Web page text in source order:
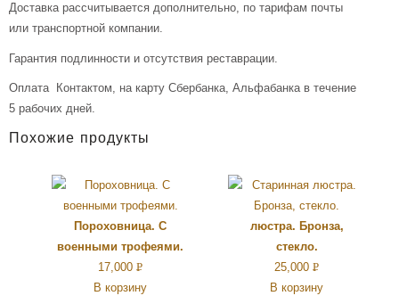
Доставка рассчитывается дополнительно, по тарифам почты
или транспортной компании.
Гарантия подлинности и отсутствия реставрации.
Оплата Контактом, на карту Сбербанка, Альфабанка в течение
5 рабочих дней.
Похожие продукты
Пороховница. С
военными трофеями.
17,000 Р
УБ.
В корзину
люстра. Бронза,
стекло.
25,000 Р
УБ.
В корзину